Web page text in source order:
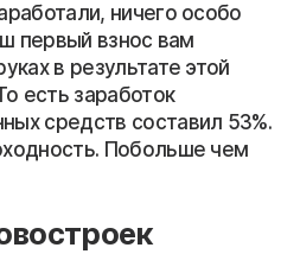
ничего особо
первый взнос вам
в результате этой
есть заработок
средств составил 53%.
Побольше чем